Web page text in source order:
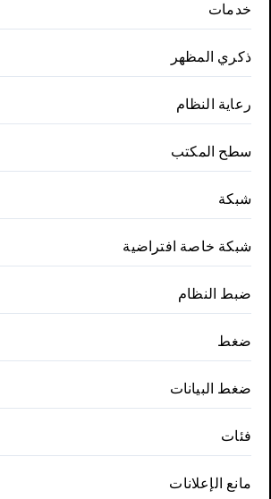
خدمات
ذكري المظهر
رعاية النظام
سطح المكتب
شبكة
شبكة خاصة افتراضية
ضبط النظام
ضغط
ضغط البيانات
فئات
مانع الإعلانات